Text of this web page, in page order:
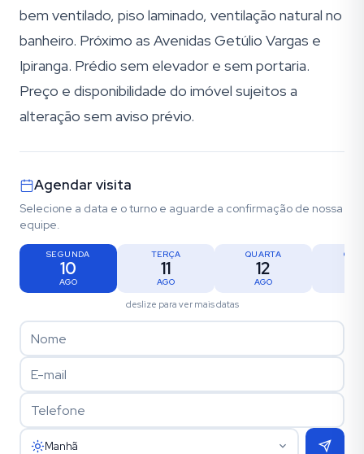
bem ventilado, piso laminado, ventilação natural no
banheiro. Próximo as Avenidas Getúlio Vargas e
Ipiranga. Prédio sem elevador e sem portaria.
Preço e disponibilidade do imóvel sujeitos a
alteração sem aviso prévio.
Agendar visita
Selecione a data e o turno e aguarde a confirmação de nossa
equipe.
SEGUNDA
10
AGO
TERÇA
11
AGO
QUARTA
12
AGO
deslize para ver mais datas
Manhã